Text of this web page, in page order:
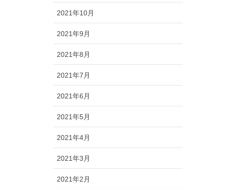
2021年10月
2021年9月
2021年8月
2021年7月
2021年6月
2021年5月
2021年4月
2021年3月
2021年2月